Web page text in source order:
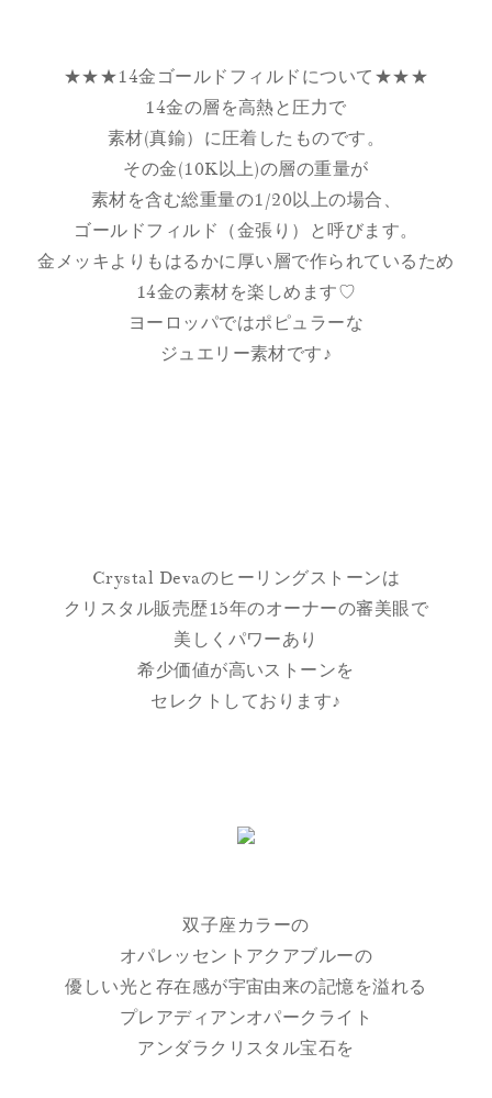
★★★14金ゴールドフィルドについて★★★
14金の層を高熱と圧力で
素材(真鍮）に圧着したものです。
その金(10K以上)の層の重量が
素材を含む総重量の1/20以上の場合、
ゴールドフィルド（金張り）と呼びます。
金メッキよりもはるかに厚い層で作られているため
14金の素材を楽しめます♡
ヨーロッパではポピュラーな
ジュエリー素材です♪
Crystal Devaのヒーリングストーンは
クリスタル販売歴15年のオーナーの審美眼で
美しくパワーあり
希少価値が高いストーンを
セレクトしております♪
双子座カラーの
オパレッセントアクアブルーの
優しい光と存在感が宇宙由来の記憶を溢れる
プレアディアンオパークライト
アンダラクリスタル宝石を